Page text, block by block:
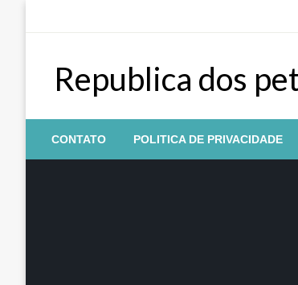
Republica dos
CONTATO POLITICA DE PRIVACIDADE